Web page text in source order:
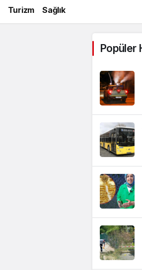
Turizm Sağlık
Popüler